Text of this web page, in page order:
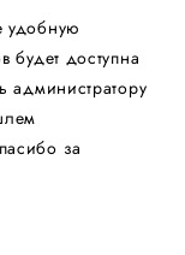
удобную
будет доступна
администратору
за